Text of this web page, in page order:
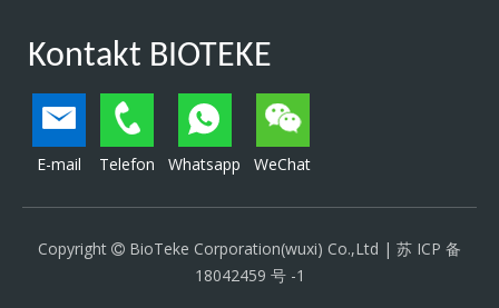
Kontakt BIOTEKE
E-mail Telefon Whatsapp WeChat
Copyright  BioTeke Corporation(wuxi) Co.,Ltd | 苏 ICP 备
18042459 号 -1